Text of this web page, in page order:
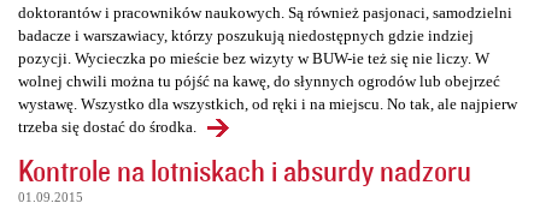
doktorantów i pracowników naukowych. Są również pasjonaci, samodzielni
badacze i warszawiacy, którzy poszukują niedostępnych gdzie indziej
pozycji. Wycieczka po mieście bez wizyty w BUW-ie też się nie liczy. W
wolnej chwili można tu pójść na kawę, do słynnych ogrodów lub obejrzeć
wystawę. Wszystko dla wszystkich, od ręki i na miejscu. No tak, ale najpierw
trzeba się dostać do środka.
Kontrole na lotniskach i absurdy nadzoru
01.09.2015